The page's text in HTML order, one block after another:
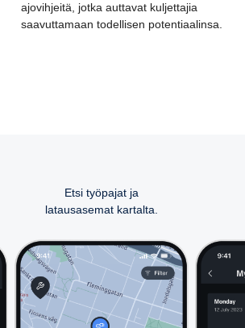
ajovihjeitä, jotka auttavat kuljettajia
saavuttamaan todellisen potentiaalinsa.
Etsi työpajat ja
latausasemat kartalta.